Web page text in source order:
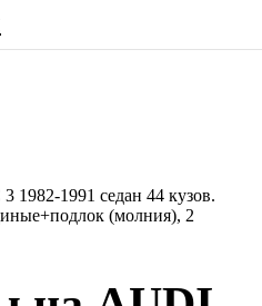
1982-1991 седан 44 кузов.
(молния), 2